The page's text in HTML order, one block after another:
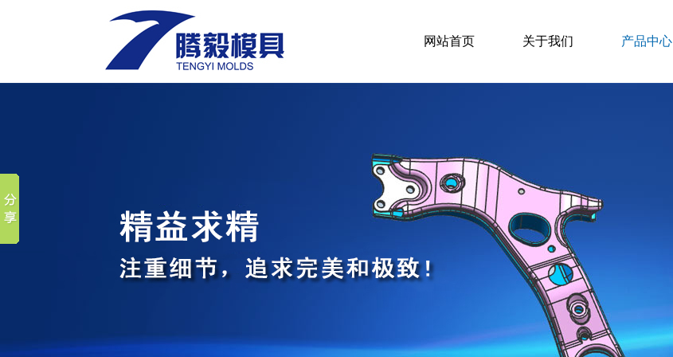
产品中心
关于我们
网站首页